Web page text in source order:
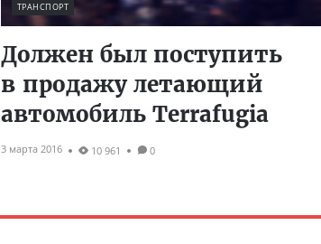
ТРАНСПОРТ
Должен был поступить
в продажу летающий
автомобиль Terrafugia
3 марта 2016 10 961 0